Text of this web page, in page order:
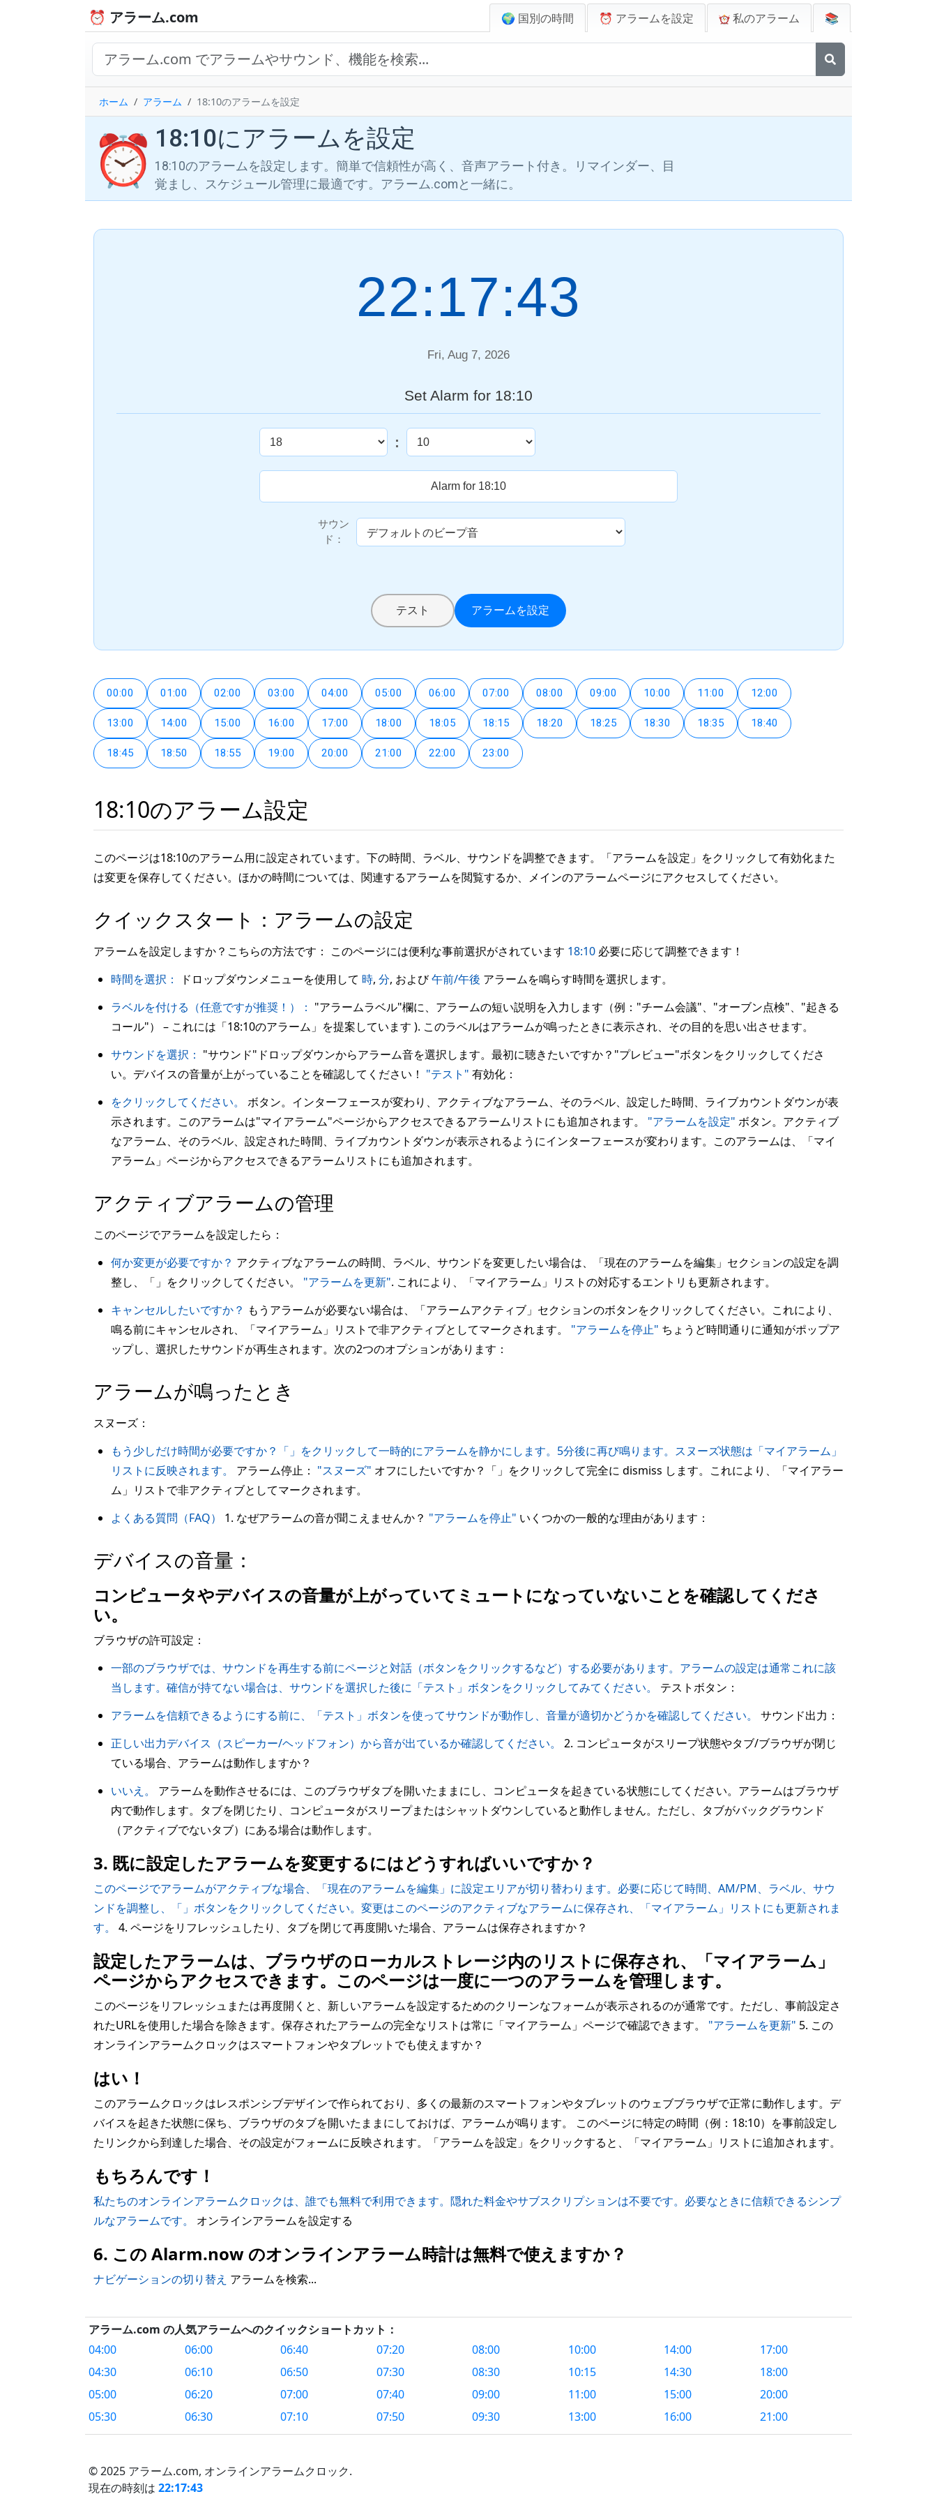
⏰ アラーム.com 🌍 国別の時間 ⏰ アラームを設定 私のアラーム 📚
ホーム アラーム 18:10のアラームを設定
⏰ 18:10にアラームを設定
18:10のアラームを設定します。簡単で信頼性が高く、音声アラート付き。リマインダー、目
覚まし、スケジュール管理に最適です。アラーム.comと一緒に。
22:17:44
Fri, Aug 7, 2026
Set Alarm for 18:10
:
サウン
ド：
テスト アラームを設定
00:00 01:00 02:00 03:00 04:00 05:00 06:00 07:00 08:00 09:00 10:00 11:00 12:00
13:00 14:00 15:00 16:00 17:00 18:00 18:05 18:15 18:20 18:25 18:30 18:35 18:40
18:45 18:50 18:55 19:00 20:00 21:00 22:00 23:00
18:10のアラーム設定
このページは18:10のアラーム用に設定されています。下の時間、ラベル、サウンドを調整できます。「アラームを設定」をクリックして有効化また
は変更を保存してください。ほかの時間については、関連するアラームを閲覧するか、メインのアラームページにアクセスしてください。
クイックスタート：アラームの設定
アラームを設定しますか？こちらの方法です： このページには便利な事前選択がされています 18:10 必要に応じて調整できます！
時間を選択：
ドロップダウンメニューを使用して 時, 分, および午前/午後 アラームを鳴らす時間を選択します。
ラベルを付ける（任意ですが推奨！）： "アラームラベル"欄に、アラームの短い説明を入力します（例："チーム会議"、"オーブン点検"、"起きる
コール"） – これには「18:10のアラーム」を提案しています ). このラベルはアラームが鳴ったときに表示され、その目的を思い出させます。
サウンドを選択： "サウンド"ドロップダウンからアラーム音を選択します。最初に聴きたいですか？"プレビュー"ボタンをクリックしてくださ
い。デバイスの音量が上がっていることを確認してください！ "テスト" 有効化：
をクリックしてください。
ボタン。インターフェースが変わり、アクティブなアラーム、そのラベル、設定した時間、ライブカウントダウンが表
示されます。このアラームは"マイアラーム"ページからアクセスできるアラームリストにも追加されます。 "アラームを設定" ボタン。アクティブ
なアラーム、そのラベル、設定された時間、ライブカウントダウンが表示されるようにインターフェースが変わります。このアラームは、「マイ
アラーム」ページからアクセスできるアラームリストにも追加されます。
アクティブアラームの管理
このページでアラームを設定したら：
何か変更が必要ですか？ アクティブなアラームの時間、ラベル、サウンドを変更したい場合は、「現在のアラームを編集」セクションの設定を調
整し、「」をクリックしてください。 "アラームを更新". これにより、「マイアラーム」リストの対応するエントリも更新されます。
キャンセルしたいですか？ もうアラームが必要ない場合は、「アラームアクティブ」セクションのボタンをクリックしてください。これにより、
鳴る前にキャンセルされ、「マイアラーム」リストで非アクティブとしてマークされます。 "アラームを停止" ちょうど時間通りに通知がポップア
ップし、選択したサウンドが再生されます。次の2つのオプションがあります：
アラームが鳴ったとき
スヌーズ：
もう少しだけ時間が必要ですか？「」をクリックして一時的にアラームを静かにします。5分後に再び鳴ります。スヌーズ状態は「マイアラーム」
リストに反映されます。
アラーム停止： "スヌーズ" オフにしたいですか？「」をクリックして完全に dismiss します。これにより、「マイアラー
ム」リストで非アクティブとしてマークされます。
よくある質問（FAQ）
1. なぜアラームの音が聞こえませんか？ "アラームを停止" いくつかの一般的な理由があります：
デバイスの音量：
コンピュータやデバイスの音量が上がっていてミュートになっていないことを確認してくださ
い。
ブラウザの許可設定：
一部のブラウザでは、サウンドを再生する前にページと対話（ボタンをクリックするなど）する必要があります。アラームの設定は通常これに該
当します。確信が持てない場合は、サウンドを選択した後に「テスト」ボタンをクリックしてみてください。
テストボタン：
アラームを信頼できるようにする前に、「テスト」ボタンを使ってサウンドが動作し、音量が適切かどうかを確認してください。
サウンド出力：
正しい出力デバイス（スピーカー/ヘッドフォン）から音が出ているか確認してください。
2. コンピュータがスリープ状態やタブ/ブラウザが閉じ
ている場合、アラームは動作しますか？
いいえ。
アラームを動作させるには、このブラウザタブを開いたままにし、コンピュータを起きている状態にしてください。アラームはブラウザ
内で動作します。タブを閉じたり、コンピュータがスリープまたはシャットダウンしていると動作しません。ただし、タブがバックグラウンド
（アクティブでないタブ）にある場合は動作します。
3. 既に設定したアラームを変更するにはどうすればいいですか？
このページでアラームがアクティブな場合、「現在のアラームを編集」に設定エリアが切り替わります。必要に応じて時間、AM/PM、ラベル、サウ
ンドを調整し、「」ボタンをクリックしてください。変更はこのページのアクティブなアラームに保存され、「マイアラーム」リストにも更新されま
す。
4. ページをリフレッシュしたり、タブを閉じて再度開いた場合、アラームは保存されますか？
設定したアラームは、ブラウザのローカルストレージ内のリストに保存され、「マイアラーム」
ページからアクセスできます。このページは一度に一つのアラームを管理します。
このページをリフレッシュまたは再度開くと、新しいアラームを設定するためのクリーンなフォームが表示されるのが通常です。ただし、事前設定さ
れたURLを使用した場合を除きます。保存されたアラームの完全なリストは常に「マイアラーム」ページで確認できます。 "アラームを更新" 5. この
オンラインアラームクロックはスマートフォンやタブレットでも使えますか？
はい！
このアラームクロックはレスポンシブデザインで作られており、多くの最新のスマートフォンやタブレットのウェブブラウザで正常に動作します。デ
バイスを起きた状態に保ち、ブラウザのタブを開いたままにしておけば、アラームが鳴ります。 このページに特定の時間（例：18:10）を事前設定し
たリンクから到達した場合、その設定がフォームに反映されます。「アラームを設定」をクリックすると、「マイアラーム」リストに追加されます。
もちろんです！
私たちのオンラインアラームクロックは、誰でも無料で利用できます。隠れた料金やサブスクリプションは不要です。必要なときに信頼できるシンプ
ルなアラームです。
オンラインアラームを設定する
6. この Alarm.now のオンラインアラーム時計は無料で使えますか？
ナビゲーションの切り替え アラームを検索...
アラーム.com の人気アラームへのクイックショートカット：
04:00
04:30
05:00
05:30
06:00
06:10
06:20
06:30
06:40
06:50
07:00
07:10
07:20
07:30
07:40
07:50
08:00
08:30
09:00
09:30
10:00
10:15
11:00
13:00
14:00
14:30
15:00
16:00
17:00
18:00
20:00
21:00
© 2025 アラーム.com, オンラインアラームクロック.
現在の時刻は 22:17:44